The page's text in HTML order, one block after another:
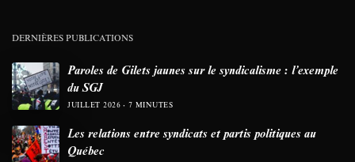
DERNIÈRES PUBLICATIONS
Paroles de Gilets jaunes sur le syndicalisme : l’exemple
du SGJ
JUILLET 2026 7 MINUTES
Les relations entre syndicats et partis politiques au
Québec